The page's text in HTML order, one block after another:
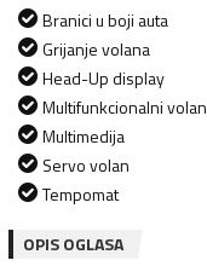
Branici u boji auta
Grijanje volana
Head-Up display
Multifunkcionalni volan
Multimedija
Servo volan
Tempomat
OPIS OGLASA